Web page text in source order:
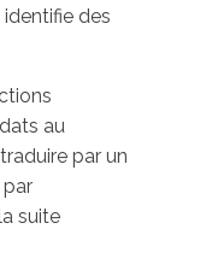
des
au
par un
suite